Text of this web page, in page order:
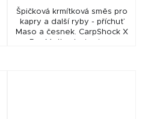
Špičková krmítková směs pro
kapry a další ryby - příchuť
Maso a česnek. CarpShock X